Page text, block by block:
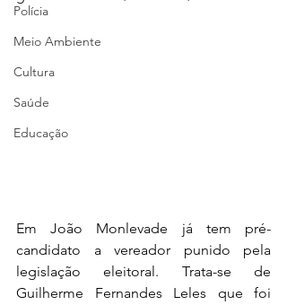
Polícia
Meio Ambiente
Cultura
Saúde
Educação
Em João Monlevade já tem pré-
candidato a vereador punido pela
legislação eleitoral. Trata-se de
Guilherme Fernandes Leles que foi